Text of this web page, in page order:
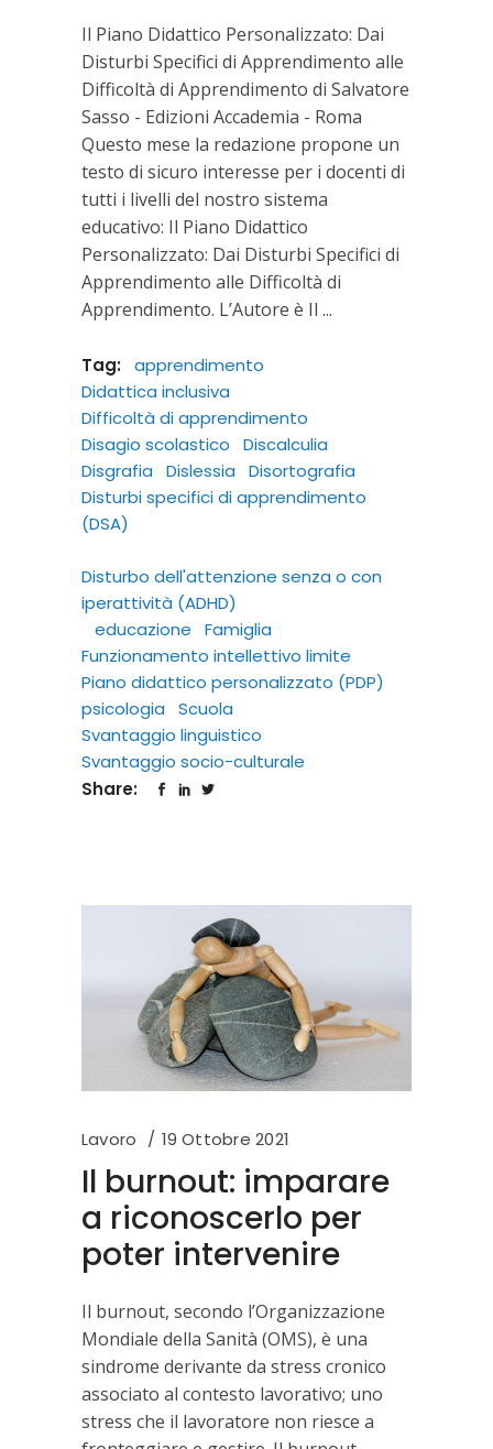
Il Piano Didattico Personalizzato: Dai
Disturbi Specifici di Apprendimento alle
Difficoltà di Apprendimento di Salvatore
Sasso - Edizioni Accademia - Roma
Questo mese la redazione propone un
testo di sicuro interesse per i docenti di
tutti i livelli del nostro sistema
educativo: Il Piano Didattico
Personalizzato: Dai Disturbi Specifici di
Apprendimento alle Difficoltà di
Apprendimento. L’Autore è Il
Tag:
apprendimento
Didattica inclusiva
Difficoltà di apprendimento
Disagio scolastico
Discalculia
Disgrafia
Dislessia
Disortografia
Disturbi specifici di apprendimento
(DSA)
Disturbo dell'attenzione senza o con
iperattività (ADHD)
educazione
Famiglia
Funzionamento intellettivo limite
Piano didattico personalizzato (PDP)
psicologia
Scuola
Svantaggio linguistico
Svantaggio socio-culturale
Share:
Lavoro 19 Ottobre 2021
Il burnout: imparare
a riconoscerlo per
poter intervenire
Il burnout, secondo l’Organizzazione
Mondiale della Sanità (OMS), è una
sindrome derivante da stress cronico
associato al contesto lavorativo; uno
stress che il lavoratore non riesce a